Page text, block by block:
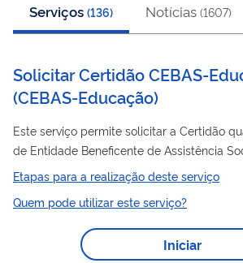
Serviços (136) Notícias (1607)
Solicitar Certidão CEBAS-
(CEBAS-Educação)
Este serviço permite solicitar a Certidão quanto à Certificação
educação(CEBAS-Educação) de forma
gratuito Disponível para qualquer cidadão
Etapas para a realização deste serviço
Quem pode utilizar este serviço?
Iniciar